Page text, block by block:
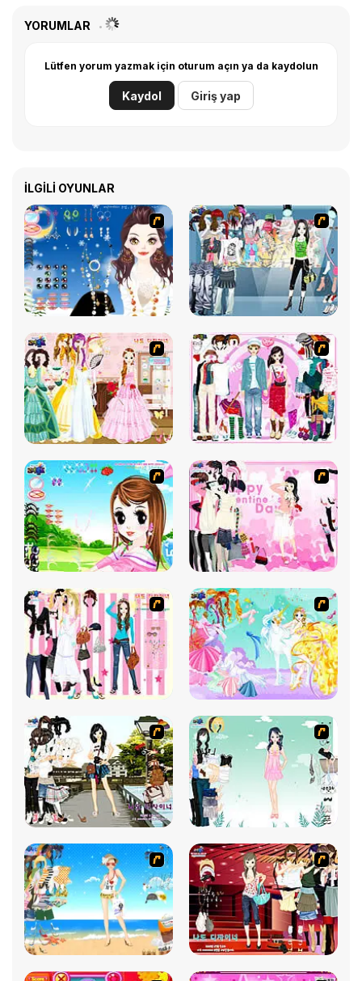
YORUMLAR
Lütfen yorum yazmak için oturum açın ya da kaydolun
Kaydol Giriş yap
İLGILI OYUNLAR